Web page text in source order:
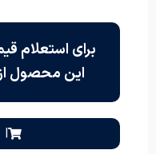
برای استعلام
این محصول از
|